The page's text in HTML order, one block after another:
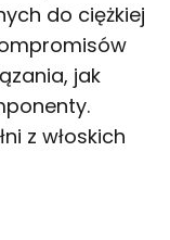
do ciężkiej
jak
z włoskich